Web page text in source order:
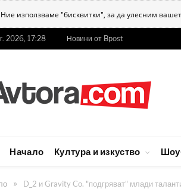
Ние използваме "бисквитки", за да улесним
2026, 17:28 Новини от Bpost
Начало Култура и изкуство
» D_2 и Gravity Co. "подгряват" млади